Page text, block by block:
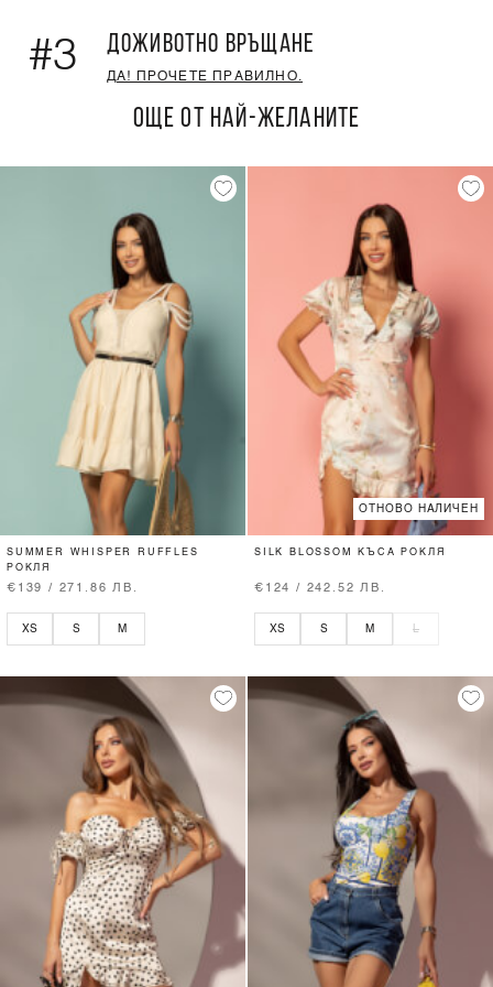
#3 ДОЖИВОТНО ВРЪЩАНЕ
ДА! ПРОЧЕТЕ ПРАВИЛНО.
ОЩЕ ОТ НАЙ-ЖЕЛАНИТЕ
SUMMER WHISPER RUFFLES
РОКЛЯ
€139 / 271.86 ЛВ.
XS S M
ОТНОВО НАЛИЧЕН
SILK BLOSSOM КЪСА РОКЛЯ
€124 / 242.52 ЛВ.
XS S M L